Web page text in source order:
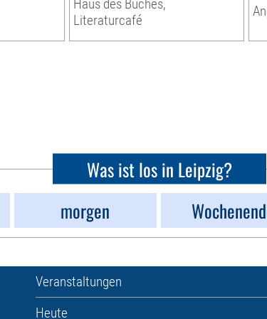
Haus des Buches,
Literaturcafé
Was ist los in Leipzig?
morgen
Veranstaltungen
Heute